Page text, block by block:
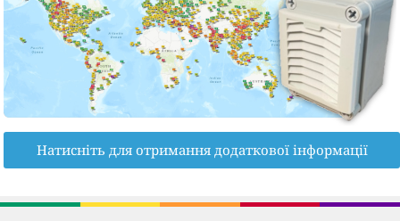
Натисніть для отримання додаткової інформації